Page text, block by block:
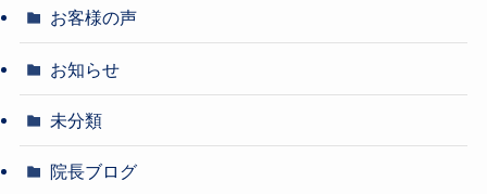
お客様の声
お知らせ
未分類
院長ブログ